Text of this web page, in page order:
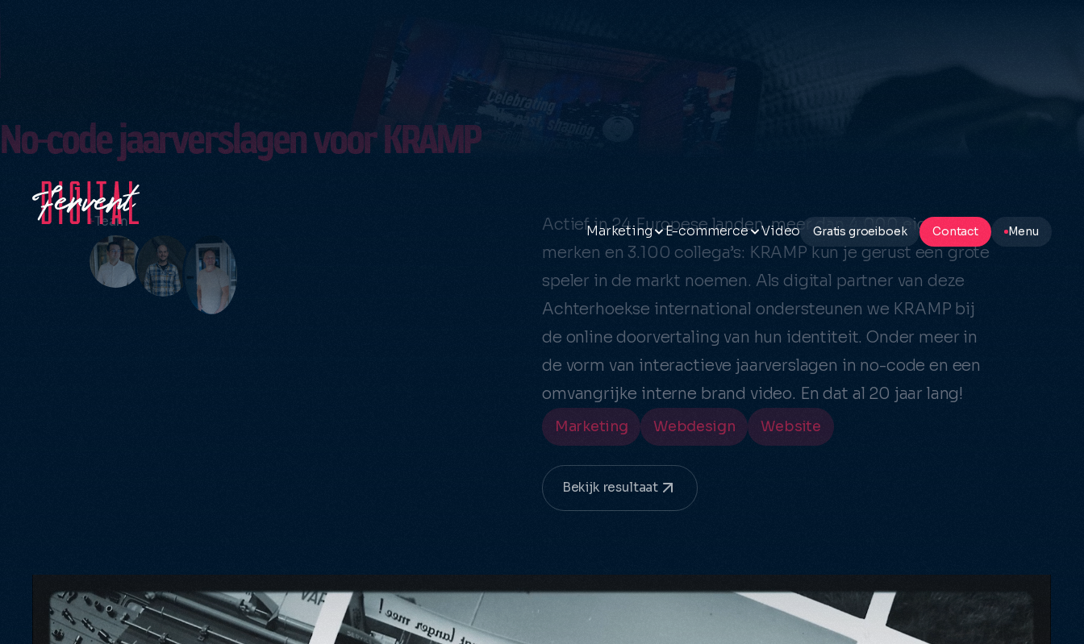
Marketing
Social media marketing
Social media video's
E-mailmarketing
E-commerce
B2B e-commerce
B2C e-commerce
Webshop koppelen
Data & doorontwikkeling
Craft
Shopify
Video Gratis groeiboek Contact Menu
No-code jaarverslagen voor KRAMP
+Team
Actief in 24 Europese landen, meer dan 4.000 eigen
merken en 3.100 collega’s: KRAMP kun je gerust een grote
speler in de markt noemen. Als digital partner van deze
Achterhoekse international ondersteunen we KRAMP bij
de online doorvertaling van hun identiteit. Onder meer in
de vorm van interactieve jaarverslagen in no-code en een
omvangrijke interne brand video. En dat al 20 jaar lang!
Marketing Webdesign Website
Bekijk resultaat